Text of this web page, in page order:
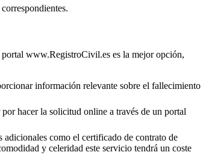
www.RegistroCivil.es es la mejor opción,
información relevante sobre el fallecimiento
hacer la solicitud online a través de un portal
como el certificado de contrato de
y celeridad este servicio tendrá un coste